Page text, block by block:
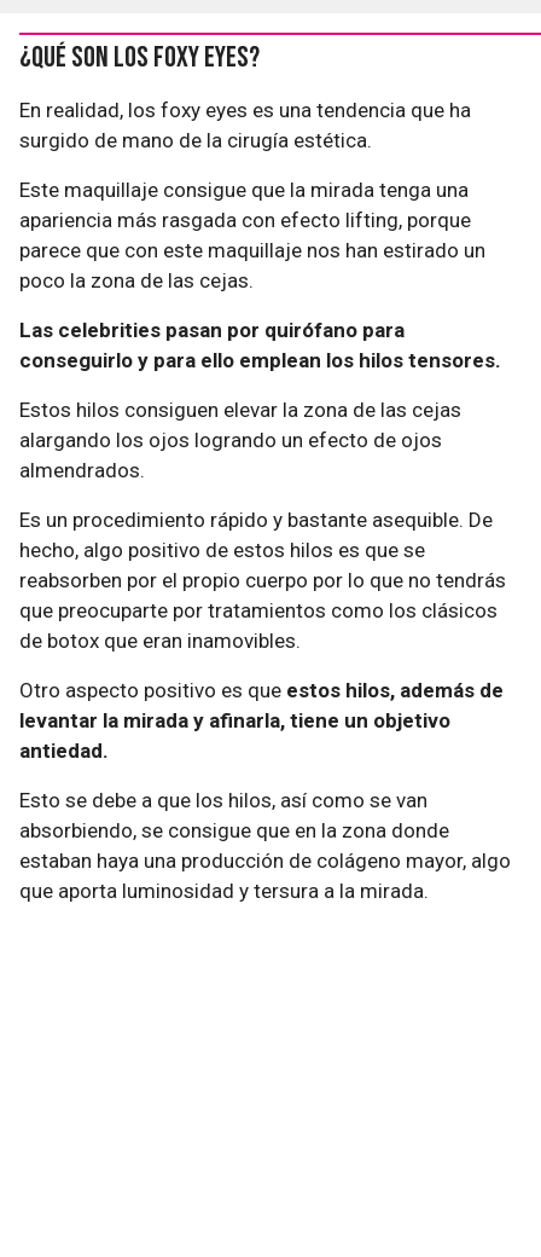
¿Qué son los foxy eyes?
En realidad, los foxy eyes es una tendencia que ha
surgido de mano de la cirugía estética.
Este maquillaje consigue que la mirada tenga una
apariencia más rasgada con efecto lifting, porque
parece que con este maquillaje nos han estirado un
poco la zona de las cejas.
Las celebrities pasan por quirófano para
conseguirlo y para ello emplean los hilos tensores.
Estos hilos consiguen elevar la zona de las cejas
alargando los ojos logrando un efecto de ojos
almendrados.
Es un procedimiento rápido y bastante asequible. De
hecho, algo positivo de estos hilos es que se
reabsorben por el propio cuerpo por lo que no tendrás
que preocuparte por tratamientos como los clásicos
de botox que eran inamovibles.
Otro aspecto positivo es que estos hilos, además de
levantar la mirada y afinarla, tiene un objetivo
antiedad.
Esto se debe a que los hilos, así como se van
absorbiendo, se consigue que en la zona donde
estaban haya una producción de colágeno mayor, algo
que aporta luminosidad y tersura a la mirada.